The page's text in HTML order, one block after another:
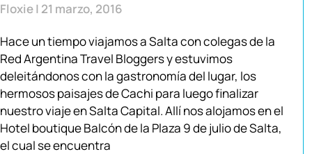
Floxie 21 marzo, 2016
Hace un tiempo viajamos a Salta con colegas de la
Red Argentina Travel Bloggers y estuvimos
deleitándonos con la gastronomía del lugar, los
hermosos paisajes de Cachi para luego finalizar
nuestro viaje en Salta Capital. Allí nos alojamos en el
Hotel boutique Balcón de la Plaza 9 de julio de Salta,
el cual se encuentra